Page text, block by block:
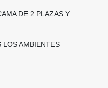
DE 2 PLAZAS Y
LOS AMBIENTES